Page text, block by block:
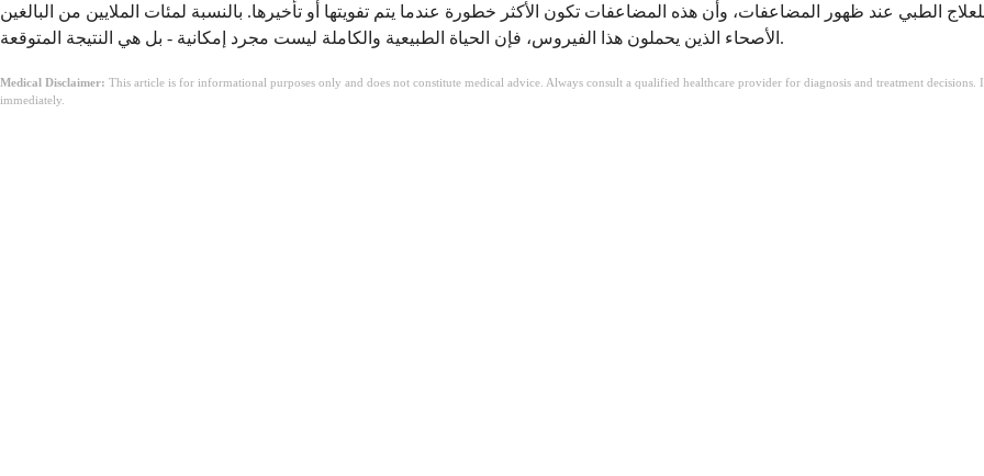
الطبي عند ظهور المضاعفات، وأن هذه المضاعفات تكون الأكثر خطورة عندما يتم تفويتها أو تأخيرها. بالنسبة لمئات الملايين من البالغين
الأصحاء الذين يحملون هذا الفيروس، فإن الحياة الطبيعية والكاملة ليست مجرد إمكانية - بل هي النتيجة المتوقعة.
Medical Disclaimer: This article is for informational purposes only and does not constitute medical advice. Always consult a qualified healthcare provider for diagnosis and treatment
immediately.